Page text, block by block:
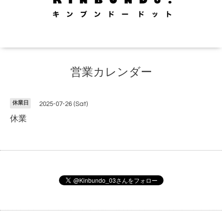
営業カレンダー
休業日 2025-07-26 (Sat)
休業